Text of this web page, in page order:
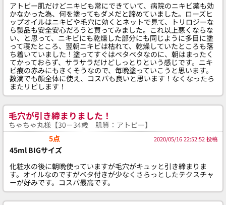
アトピー肌だけどニキビも常にできていて、病院のニキビ薬も効
かなかった為、何を塗ってもダメだと諦めていました。ローズヒ
ップオイルはニキビや毛穴に効くとネットで見て、トリロジーな
ら製品も安全安心だろうと買ってみました。これ以上悪くならな
い、と思って、ニキビにも乾燥した部分にも同じように多目に塗
って寝たところ、翌朝ニキビは枯れて、乾燥していたところも落
ち着いていました！塗ってすぐはベタベタなのに、朝はまったく
てかっておらず、サラサラだけどしっとりという感じです。ニキ
ビ痕の赤みにもきくそうなので、毎晩塗っていこうと思います。
数滴でも顔全体に使え、コスパも良いと思います！なくなったら
またリピします！
毛穴が引き締まりました！
ちゃちゃ丸様【30－34歳 肌質：アトピー】
5点
2020/05/16 22:52:52 投稿
45ml BIGサイズ
化粧水の後に朝晩使っていますが毛穴がキュッと引き締まりま
す。オイルなのですがベタ付きが少なくさらっとしたテクスチャ
ーが好みです。コスパ最高です。